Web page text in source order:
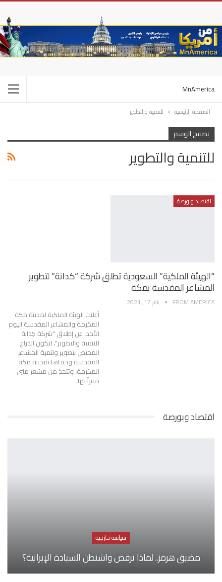
MnAmerica
الصفحة الرئيسية للتنمية والتطوير
تصفح الوسم
للتنمية والتطوير
اقتصاد وبورصة
“الهيئة الملكية” السعودية تطلق شركة “كدانة” لتطوير
المشاعر المقدسة بمكة
FROM AMERICA يناير 17, 2021
أعلنت الهيئة الملكية لمدينة مكة
المكرمة والمشاعر المقدسة اليوم
الأحد، عن إطلاق "شركة كِدانة
للتنمية والتطوير"، لتكون الذراع
المختص بتطوير وتنمية المشاعر
المقدسة وحماها بمدينة مكة
المكرمة، وتتخذ من مشعر منى
مقراً لها.
اقتصاد وبورصة
سياسة خارجية
مضيق هرمز.. لماذا ترفض واشنطن السيادة الإيرانية؟